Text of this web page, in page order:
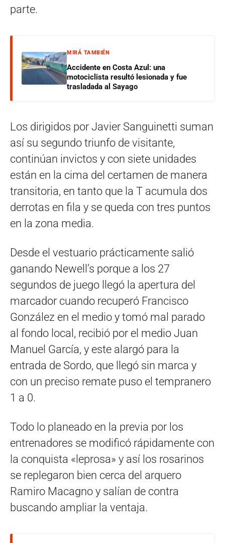
parte.
MIRÁ TAMBIÉN
Accidente en Costa Azul: una
motociclista resultó lesionada y fue
trasladada al Sayago
Los dirigidos por Javier Sanguinetti suman
así su segundo triunfo de visitante,
continúan invictos y con siete unidades
están en la cima del certamen de manera
transitoria, en tanto que la T acumula dos
derrotas en fila y se queda con tres puntos
en la zona media.
Desde el vestuario prácticamente salió
ganando Newell’s porque a los 27
segundos de juego llegó la apertura del
marcador cuando recuperó Francisco
González en el medio y tomó mal parado
al fondo local, recibió por el medio Juan
Manuel García, y este alargó para la
entrada de Sordo, que llegó sin marca y
con un preciso remate puso el tempranero
1 a 0.
Todo lo planeado en la previa por los
entrenadores se modificó rápidamente con
la conquista «leprosa» y así los rosarinos
se replegaron bien cerca del arquero
Ramiro Macagno y salían de contra
buscando ampliar la ventaja.